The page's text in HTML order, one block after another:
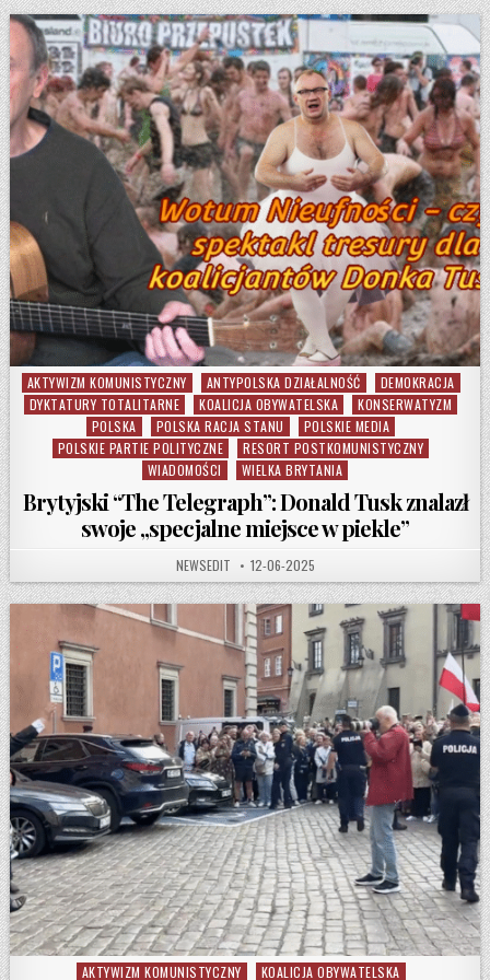
Posted in
AKTYWIZM KOMUNISTYCZNY ANTYPOLSKA DZIAŁALNOŚĆ
DEMOKRACJA
DYKTATURY TOTALITARNE
KOALICJA OBYWATELSKA
KONSERWATYZM
POLSKA
POLSKA RACJA STANU
POLSKIE MEDIA
POLSKIE PARTIE POLITYCZNE
RESORT POSTKOMUNISTYCZNY
WIADOMOŚCI
WIELKA BRYTANIA
Brytyjski “The Telegraph”: Donald Tusk znalazł
swoje „specjalne miejsce w piekle”
AUTHOR:
NEWSEDIT PUBLISHED DATE:
12-06-2025
Posted in
AKTYWIZM KOMUNISTYCZNY KOALICJA OBYWATELSKA